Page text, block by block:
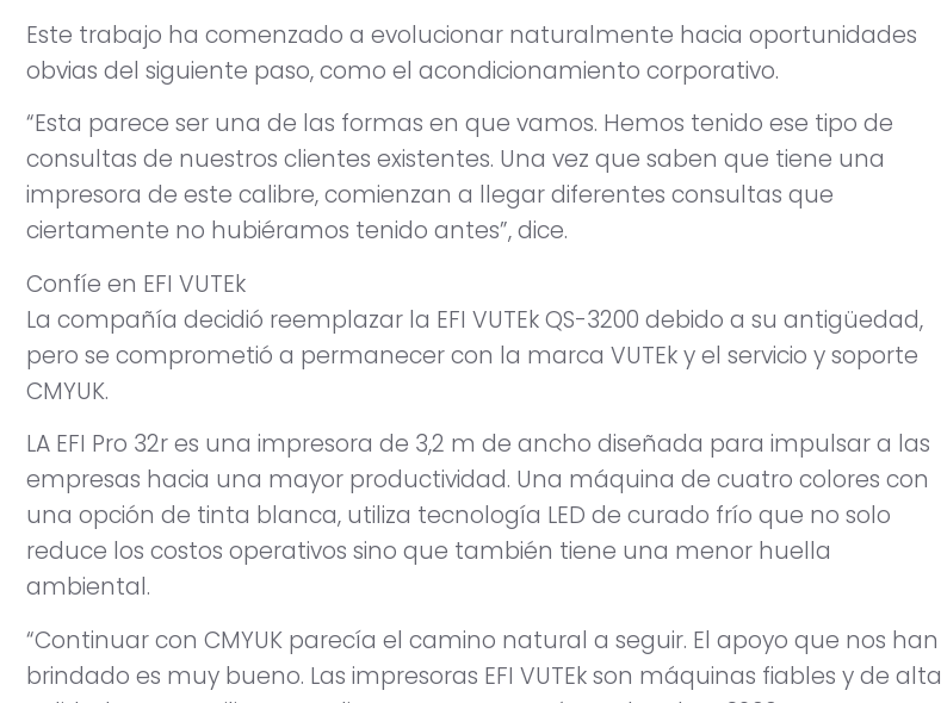
Este trabajo ha comenzado a evolucionar naturalmente hacia oportunidades
obvias del siguiente paso, como el acondicionamiento corporativo.
“Esta parece ser una de las formas en que vamos. Hemos tenido ese tipo de
consultas de nuestros clientes existentes. Una vez que saben que tiene una
impresora de este calibre, comienzan a llegar diferentes consultas que
ciertamente no hubiéramos tenido antes”, dice.
Confíe en EFI VUTEk
La compañía decidió reemplazar la EFI VUTEk QS-3200 debido a su antigüedad,
pero se comprometió a permanecer con la marca VUTEk y el servicio y soporte
CMYUK.
LA EFI Pro 32r es una impresora de 3,2 m de ancho diseñada para impulsar a las
empresas hacia una mayor productividad. Una máquina de cuatro colores con
una opción de tinta blanca, utiliza tecnología LED de curado frío que no solo
reduce los costos operativos sino que también tiene una menor huella
ambiental.
“Continuar con CMYUK parecía el camino natural a seguir. El apoyo que nos han
brindado es muy bueno. Las impresoras EFI VUTEk son máquinas fiables y de alta